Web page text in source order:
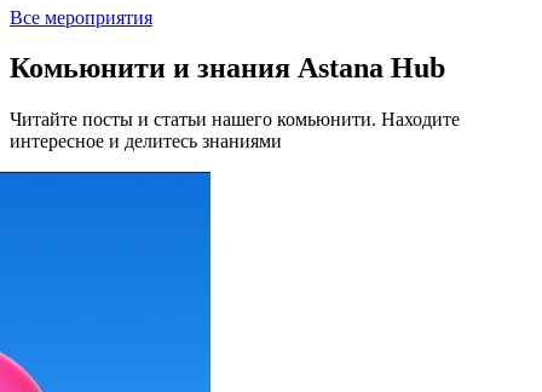
Все мероприятия
Комьюнити и знания Astana Hub
Читайте посты и статьи нашего комьюнити. Находите
интересное и делитесь знаниями